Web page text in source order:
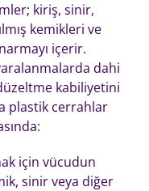
kiriş, sinir,
kemikleri ve
içerir.
dahi
kabiliyetini
plastik cerrahlar
için vücudun
sinir veya diğer